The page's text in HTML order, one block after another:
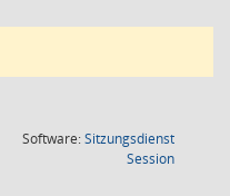
Software:Sitzungsdienst
Session(Wird in